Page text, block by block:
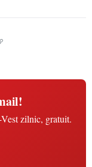
zilnic, gratuit.